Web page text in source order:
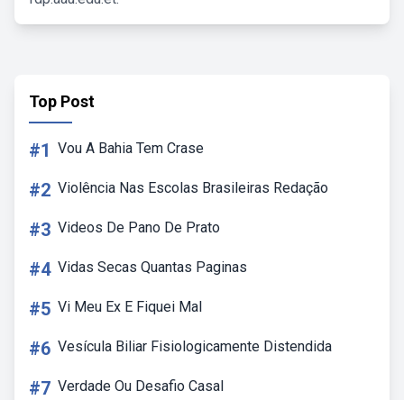
Top Post
#1 Vou A Bahia Tem Crase
#2 Violência Nas Escolas Brasileiras Redação
#3 Videos De Pano De Prato
#4 Vidas Secas Quantas Paginas
#5 Vi Meu Ex E Fiquei Mal
#6 Vesícula Biliar Fisiologicamente Distendida
#7 Verdade Ou Desafio Casal